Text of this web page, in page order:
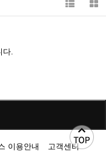
다.
이용안내 고객센터